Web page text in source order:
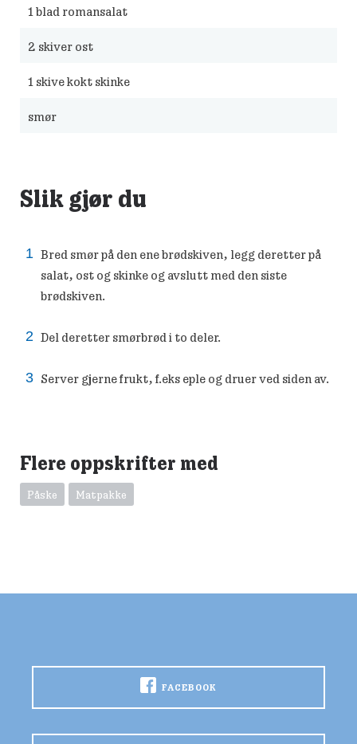
1blad romansalat
2 skiver ost
1 skive kokt skinke
smør
Slik gjør du
Bred smør på den ene brødskiven, legg deretter på
salat, ost og skinke og avslutt med den siste
brødskiven.
Del deretter smørbrød i to deler.
Server gjerne frukt, f.eks eple og druer ved siden av.
Flere oppskrifter med
Påske Matpakke
FACEBOOK